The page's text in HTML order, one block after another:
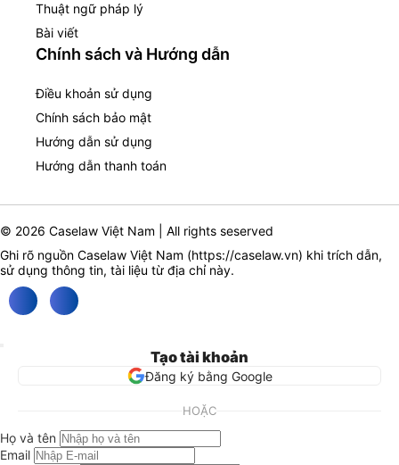
Thuật ngữ pháp lý
Bài viết
Chính sách và Hướng dẫn
Điều khoản sử dụng
Chính sách bảo mật
Hướng dẫn sử dụng
Hướng dẫn thanh toán
© 2026 Caselaw Việt Nam | All rights seserved
Ghi rõ nguồn Caselaw Việt Nam (https://caselaw.vn) khi trích dẫn,
sử dụng thông tin, tài liệu từ địa chỉ này.
Tạo tài khoản
Đăng ký bằng Google
HOẶC
Họ và tên
Email